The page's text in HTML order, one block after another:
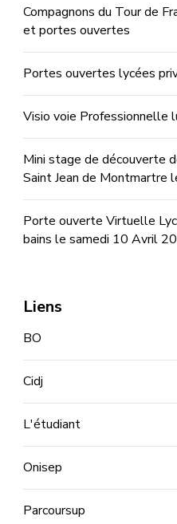
Compagnons du Tour de
et portes ouvertes
Portes ouvertes lycées
Visio voie Professionnelle
Mini stage de découverte
Saint Jean de Montmartre
Porte ouverte Virtuelle
bains le samedi 10 Avril
Liens
BO
Cidj
L'étudiant
Onisep
Parcoursup